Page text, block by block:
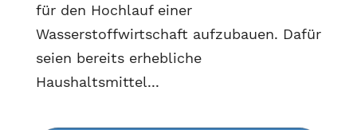
für den Hochlauf einer
Wasserstoffwirtschaft aufzubauen. Dafür
seien bereits erhebliche
Haushaltsmittel...